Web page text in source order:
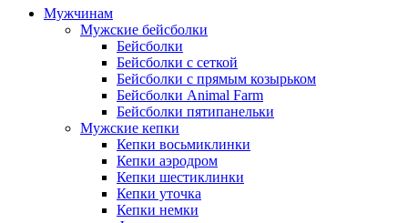
Мужчинам
Мужские бейсболки
Бейсболки
Бейсболки с сеткой
Бейсболки с прямым козырьком
Бейсболки Animal Farm
Бейсболки пятипанельки
Мужские кепки
Кепки восьмиклинки
Кепки аэродром
Кепки шестиклинки
Кепки уточка
Кепки немки